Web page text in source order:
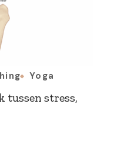
Yoga
tussen stress,